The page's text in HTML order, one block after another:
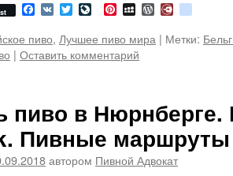
Facebook
VK TwitterLiveJournal
PinterestMySpaceWordPress
Diary.Ru
пиво, Лучшее пиво мира | Метки:
| Оставить комментарий
пиво в
Пивные
автором Пивной Адвокат